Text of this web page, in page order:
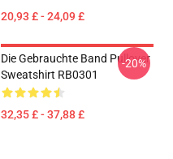
20,93 £ - 24,09 £
Die Gebrauchte Band Pullover
Sweatshirt RB0301
32,35 £ - 37,88 £
-20%